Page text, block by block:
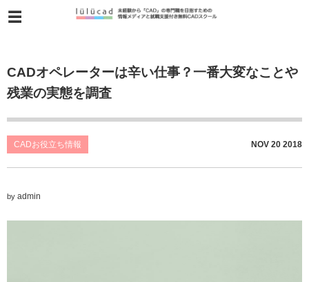
CADオペレーターは辛い仕事？一番大変なことや
残業の実態を調査
CADお役立ち情報 NOV 20 2018
by admin